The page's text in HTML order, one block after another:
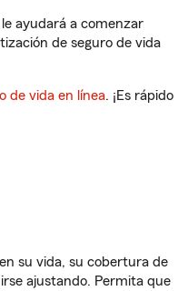
ayudará a comenzar
de seguro de vida
de vida en línea. ¡Es rápido
su vida, su cobertura de
ajustando. Permita que